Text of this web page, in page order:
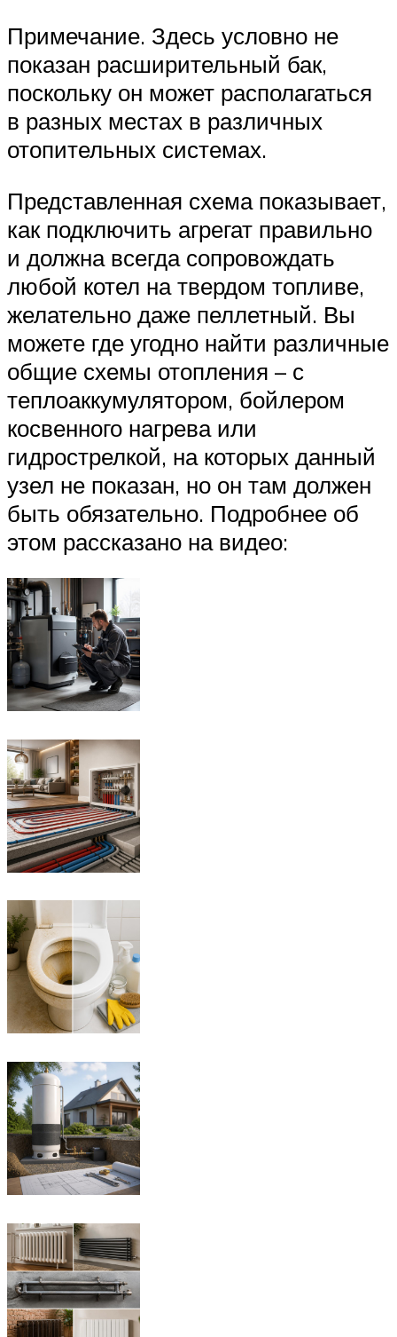
Примечание. Здесь условно не
показан расширительный бак,
поскольку он может располагаться
в разных местах в различных
отопительных системах.
Представленная схема показывает,
как подключить агрегат правильно
и должна всегда сопровождать
любой котел на твердом топливе,
желательно даже пеллетный. Вы
можете где угодно найти различные
общие схемы отопления – с
теплоаккумулятором, бойлером
косвенного нагрева или
гидрострелкой, на которых данный
узел не показан, но он там должен
быть обязательно. Подробнее об
этом рассказано на видео: